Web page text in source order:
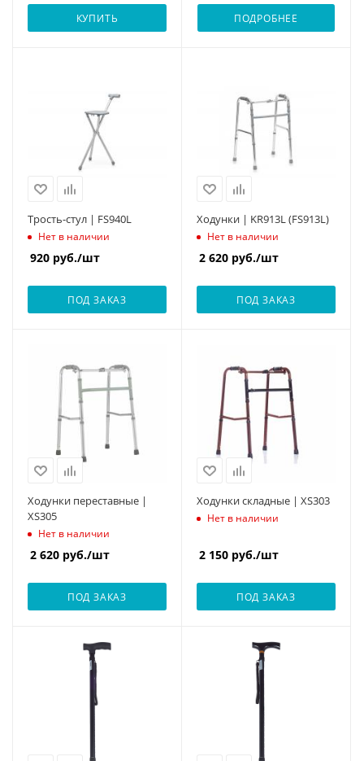
КУПИТЬ ПОДРОБНЕЕ
Трость-стул | FS940L
Нет в наличии
920 руб./шт
ПОД ЗАКАЗ
Ходунки | KR913L (FS913L)
Нет в наличии
2 620 руб./шт
ПОД ЗАКАЗ
Ходунки переставные |
XS305
Нет в наличии
2 620 руб./шт
ПОД ЗАКАЗ
Ходунки складные | XS303
Нет в наличии
2 150 руб./шт
ПОД ЗАКАЗ